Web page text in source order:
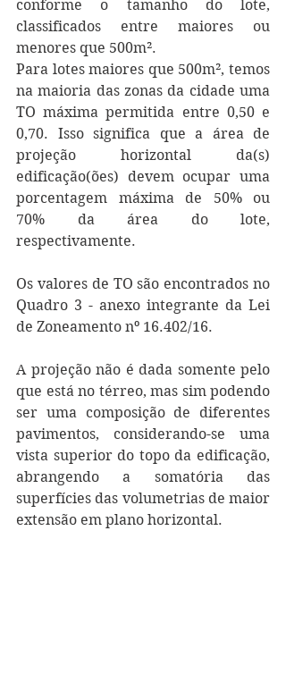
conforme o tamanho do lote,
classificados entre maiores ou
menores que 500m².
Para lotes maiores que 500m², temos
na maioria das zonas da cidade uma
TO máxima permitida entre 0,50 e
0,70. Isso significa que a área de
projeção horizontal da(s)
edificação(ões) devem ocupar uma
porcentagem máxima de 50% ou
70% da área do lote,
respectivamente.
Os valores de TO são encontrados no
Quadro 3 - anexo integrante da Lei
de Zoneamento nº 16.402/16.
A projeção não é dada somente pelo
que está no térreo, mas sim podendo
ser uma composição de diferentes
pavimentos, considerando-se uma
vista superior do topo da edificação,
abrangendo a somatória das
superfícies das volumetrias de maior
extensão em plano horizontal.